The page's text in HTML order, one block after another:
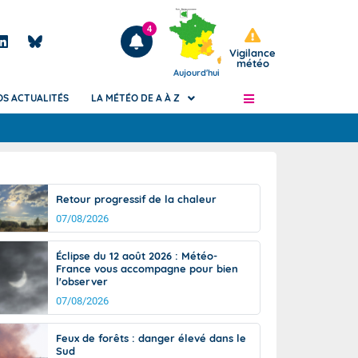
Articles
4
Aujourd'hui
Vigilance
météo
de
Phénomènes dangereux de J+2 à J+7
Avertissement pluies intenses à l'échelle
des communes (Apic)
Bulletins Marine
Bulletins d'estimation du risque
d'avalanche
Météo des forêts
Vigicrues
ACTUALITÉS LA MÉTÉO DE A À Z
Retour progressif de la chaleur
07/08/2026
Éclipse du 12 août 2026 : Météo-
France vous accompagne pour bien
l'observer
07/08/2026
Feux de forêts : danger élevé dans le
Sud